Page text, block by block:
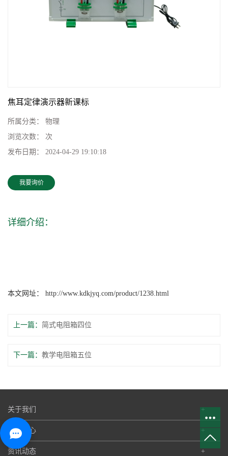
焦耳定律演示器新课标
所属分类：
物理
浏览次数：
次
发布日期：
2024-04-29 19:10:18
我要询价
详细介绍：
本文网址： http://www.kdkjyq.com/product/1238.html
上一篇： 简式电阻箱四位
下一篇： 教学电阻箱五位
关于我们 +
产品中心 +
资讯动态 +